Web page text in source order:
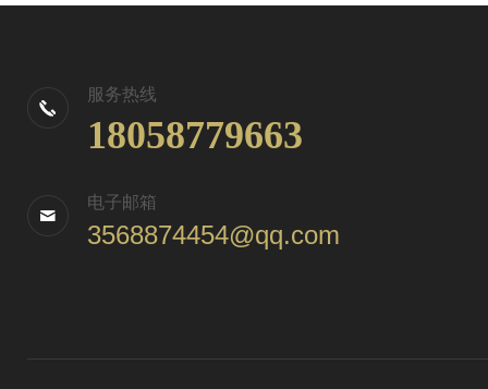
服务热线
18058779663
电子邮箱
3568874454@qq.com